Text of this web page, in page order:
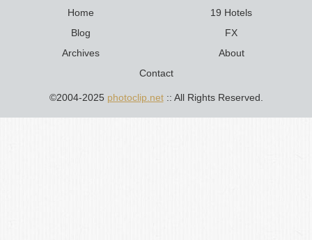
Home
19 Hotels
Blog
FX
Archives
About
Contact
©2004-2025 photoclip.net:: All Rights Reserved.